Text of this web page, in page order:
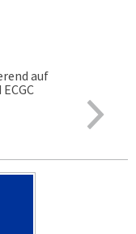
auf